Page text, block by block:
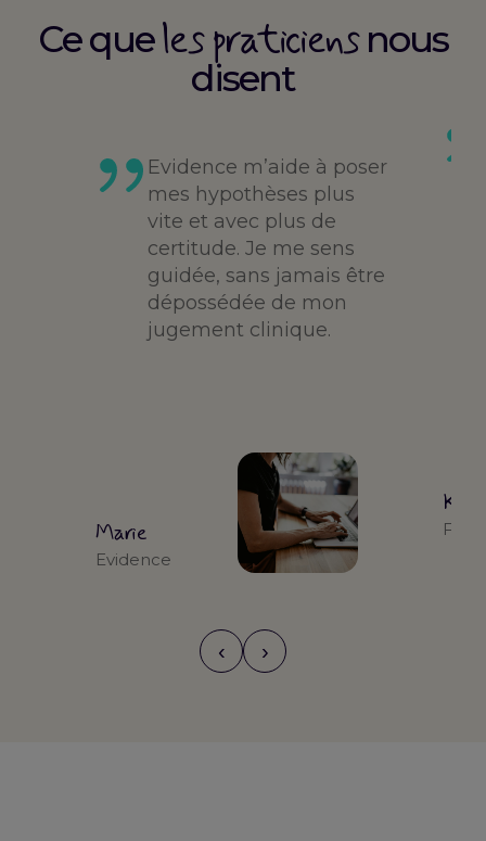
Ce queles praticiensnous
disent
Evidence m’aide à poser
mes hypothèses plus
vite et avec plus de
certitude. Je me sens
guidée, sans jamais être
dépossédée de mon
jugement clinique.
Marie
Evidence
‹ ›